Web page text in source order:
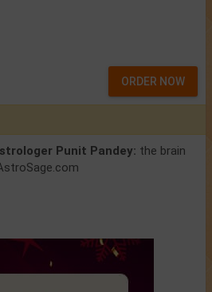
ORDER NOW
Punit Pandey: the brain